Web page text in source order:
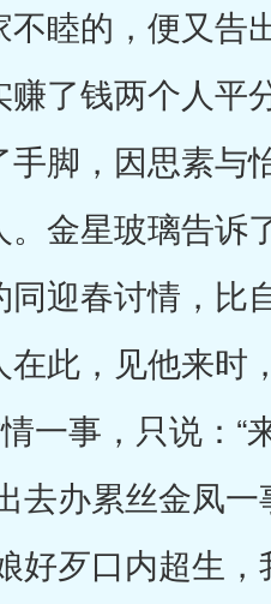
睦的，便又告
了钱两个人平分
脚，因思素与
金星玻璃告诉
迎春讨情，比
此，见他来时
一事，只说：“
办累丝金凤一
好歹口内超生，